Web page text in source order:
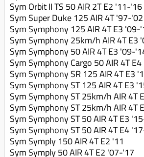
Sym Orbit II TS 50 AIR 2T E2 '11-'16
Sym Super Duke 125 AIR 4T '97-'02
Sym Symphony 125 AIR 4T E3 '09-
Sym Symphony 25km/h AIR 4T E3
Sym Symphony 50 AIR 4T E3 '09-
Sym Symphony Cargo 50 AIR 4T
Sym Symphony SR 125 AIR 4T E3
Sym Symphony ST 125 AIR 4T E3
Sym Symphony ST 25km/h AIR 4T
Sym Symphony ST 25km/h AIR 4T
Sym Symphony ST 50 AIR 4T E3
Sym Symphony ST 50 AIR 4T E4
Sym Symply 150 AIR 4T E2 '11
Sym Symply 50 AIR 4T E2 '07-'17